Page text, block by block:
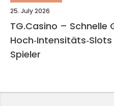
25. July 2026
TG.Casino – Schnelle
Spieler